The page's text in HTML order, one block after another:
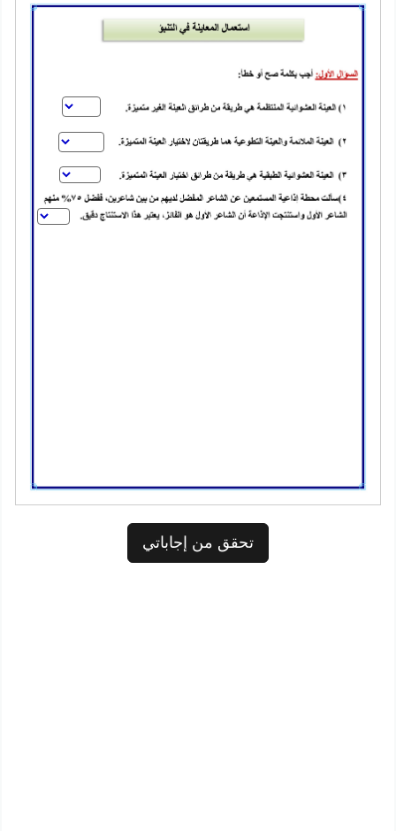
تحقق من إجاباتي